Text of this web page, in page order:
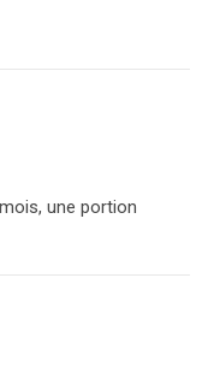
une portion